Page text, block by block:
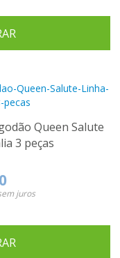
Queen Salute
3 peças
juros